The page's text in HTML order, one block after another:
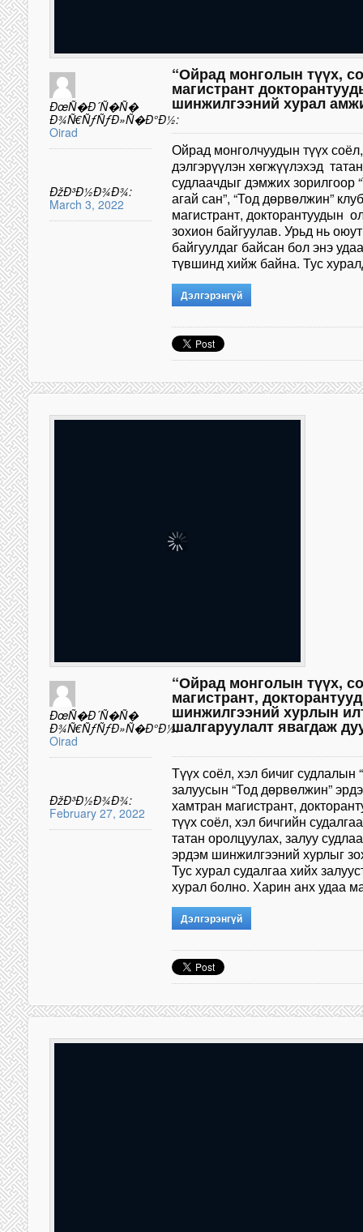
ÐœÑ�Ð´Ñ�Ñ�
Ð¾Ñ€ÑƒÑƒÐ»Ñ�Ð°Ð½:
Oirad
ÐžÐ³Ð½Ð¾Ð¾:
March 3, 2022
“Ойрад монголын түүх,
магистрант
шинжилгээний хурал
Ойрад монголчуудын түүх
дэлгэрүүлэн хөгжүүлэхэд
судлаачдыг дэмжих зорилгоор
агай сан”, “Тод дөрвөлжин”
магистрант, докторантуудын
зохион байгуулав. Урьд нь
байгуулдаг байсан бол энэ
түвшинд хийж байна. Тус
Дэлгэрэнгүй
ÐœÑ�Ð´Ñ�Ñ�
Ð¾Ñ€ÑƒÑƒÐ»Ñ�Ð°Ð½:
Oirad
ÐžÐ³Ð½Ð¾Ð¾:
February 27, 2022
“Ойрад монголын түүх,
магистрант,
шинжилгээний хурлын
шалгаруулалт явагдаж
Түүх соёл, хэл бичиг судлалын
залуусын “Тод дөрвөлжин”
хамтран магистрант,
түүх соёл, хэл бичгийн
татан оролцуулах, залуу
эрдэм шинжилгээний хурлыг
Тус хурал судалгаа хийх
хурал болно. Харин анх удаа
Дэлгэрэнгүй